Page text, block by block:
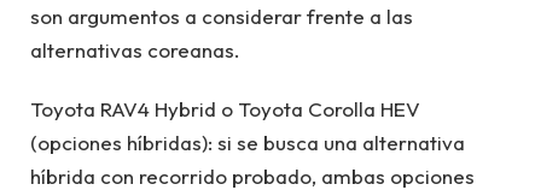
son argumentos a considerar frente a las
alternativas coreanas.
Toyota RAV4 Hybrid o Toyota Corolla HEV
(opciones híbridas): si se busca una alternativa
híbrida con recorrido probado, ambas opciones